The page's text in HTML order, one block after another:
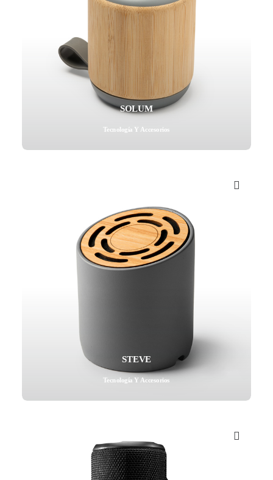
SOLUM
Tecnología Y Accesorios
STEVE
Tecnología Y Accesorios